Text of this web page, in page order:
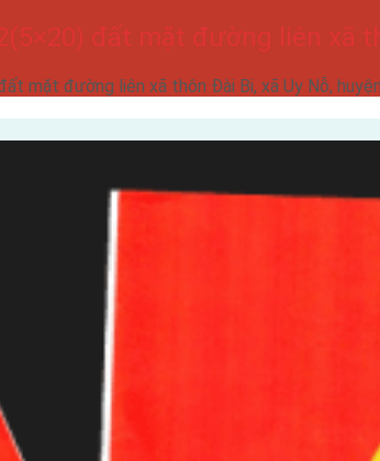
đất mặt đường liên xã
mặt đường liên xã thôn Đài Bi, xã Uy Nỗ,